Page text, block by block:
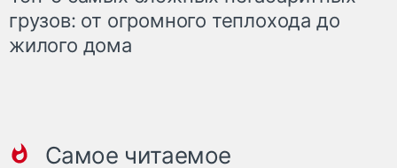
грузов: от огромного теплохода до
жилого дома
Самое читаемое